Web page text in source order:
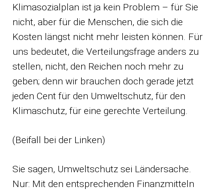
Klimasozialplan ist ja kein Problem – für Sie
nicht, aber für die Menschen, die sich die
Kosten längst nicht mehr leisten können. Für
uns bedeutet, die Verteilungsfrage anders zu
stellen, nicht, den Reichen noch mehr zu
geben; denn wir brauchen doch gerade jetzt
jeden Cent für den Umweltschutz, für den
Klimaschutz, für eine gerechte Verteilung.
(Beifall bei der Linken)
Sie sagen, Umweltschutz sei Ländersache.
Nur: Mit den entsprechenden Finanzmitteln